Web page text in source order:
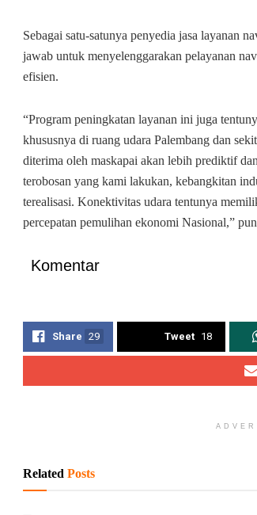
Sebagai satu-satunya penyedia jasa layanan
jawab untuk menyelenggarakan pelayanan
efisien.
“Program peningkatan layanan ini juga
khususnya di ruang udara Palembang dan
diterima oleh maskapai akan lebih prediktif
terobosan yang kami lakukan, kebangkitan
terealisasi. Konektivitas udara tentunya
percepatan pemulihan ekonomi Nasional,”
Komentar
Share 29 Tweet 18
Related Posts